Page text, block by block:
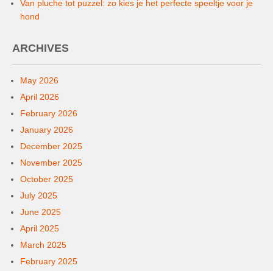
Van pluche tot puzzel: zo kies je het perfecte speeltje voor je
hond
ARCHIVES
May 2026
April 2026
February 2026
January 2026
December 2025
November 2025
October 2025
July 2025
June 2025
April 2025
March 2025
February 2025